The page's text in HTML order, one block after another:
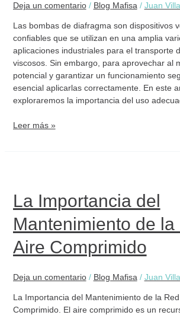
Deja un comentario / Blog Mafisa/ Juan
Las bombas de diafragma son dispositivos
confiables que se utilizan en una amplia
aplicaciones industriales para el transporte
viscosos. Sin embargo, para aprovechar al
potencial y garantizar un funcionamiento
esencial aplicarlas correctamente. En este
exploraremos la importancia del uso
Aplicaciones
Industriale
Leer más »
La Importancia del
Mantenimiento de la
Aire Comprimido
Deja un comentario / Blog Mafisa / Juan
La Importancia del Mantenimiento de la
Comprimido. El aire comprimido es un
del
Mantenimiento
de
la
Red
de
Comprimido